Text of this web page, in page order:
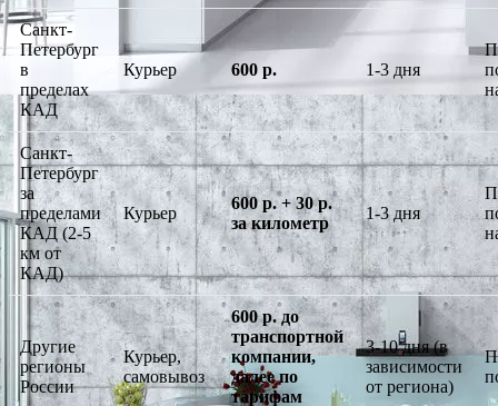
Санкт-
Петербург
в
пределах
КАД
Курьер 600 р. 1-3 дня
Санкт-
Петербург
за
пределами
КАД (2-5
км от
КАД)
Курьер
600 р. + 30 р.
за километр
1-3 дня
Другие
регионы
России
Курьер,
самовывоз
600 р. до
транспортной
компании,
далее по
тарифам
3-10 дня (в
зависимости
от региона)